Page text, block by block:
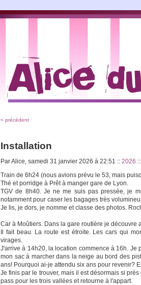
< précédent
Installation
Par Alice, samedi 31 janvier 2026 à 22:51 :: 2026 ::
Train de 6h24 (nous avions prévu le 53, mais
Thé et porridge à Prêt à manger gare de Lyon.
TGV de 8h40. Je ne me suis pas pressée, je
notamment pour caser les bagages très
Je lis, je dors, je nomme et classe des photos.
Car à Moûtiers. Dans la gare routière je découvre
Il fait beau. La route est étroite. Les cars qui
virages.
J'arrive à 14h20, la location commence à 16h.
mon sac à marcher dans la neige au bord des
ans! Pourquoi ai-je attendu six ans pour revenir?
Je finis par le trouver, mais il est désormais si
pass pour les trois vallées et retourne à l'appart.